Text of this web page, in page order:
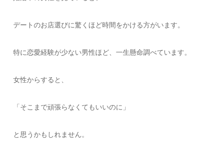
デートのお店選びに驚くほど時間をかける方がいます。
特に恋愛経験が少ない男性ほど、一生懸命調べています。
女性からすると、
「そこまで頑張らなくてもいいのに」
と思うかもしれません。